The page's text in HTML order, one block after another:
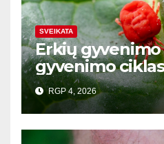
SVEIKATA
Erkių gyvenimo
gyvenimo ciklas
RGP 4, 2026